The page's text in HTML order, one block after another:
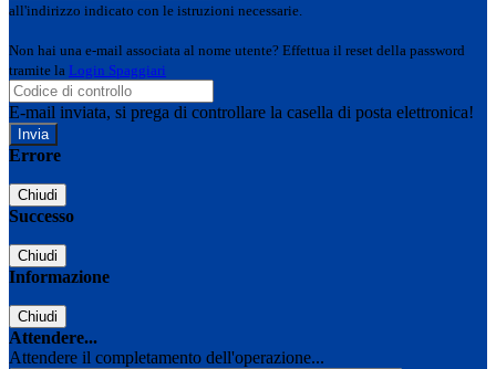
all'indirizzo indicato con le istruzioni necessarie.
Non hai una e-mail associata al nome utente? Effettua il reset della password
tramite la Login Spaggiari
E-mail inviata, si prega di controllare la casella di posta elettronica!
Errore
Chiudi
Successo
Chiudi
Informazione
Chiudi
Attendere...
Attendere il completamento dell'operazione...